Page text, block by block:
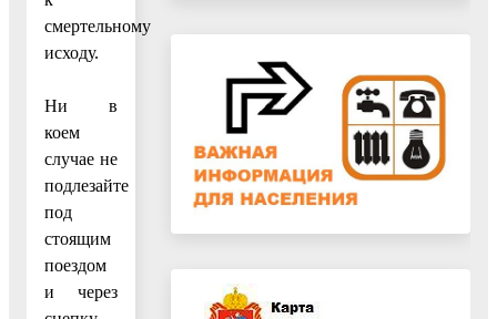
смертельному
исходу.
Ни в
коем
случае не
подлезайте
под
стоящим
поездом
и через